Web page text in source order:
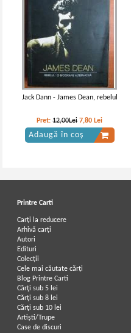
Jack Dann - James Dean, rebelul
Pret:12,00Lei 7,80 Lei
Adaugă în coș
Printre Carti
Carți la reducere
Arhivă carți
Autori
Edituri
Colecții
Cele mai căutate cărți
Blog Printre Carti
Cărţi sub 5 lei
Cărţi sub 8 lei
Cărţi sub 10 lei
Artiști/Trupe
Case de discuri